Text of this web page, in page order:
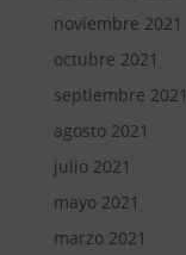
noviembre 2021
octubre 2021
septiembre 2021
agosto 2021
julio 2021
mayo 2021
marzo 2021